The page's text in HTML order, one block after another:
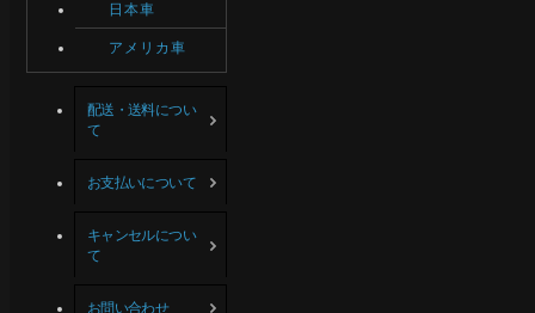
日本車
アメリカ車
配送・送料につい
て
お支払いについて
キャンセルについ
て
お問い合わせ